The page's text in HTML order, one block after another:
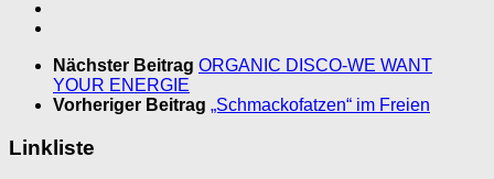
Nächster Beitrag ORGANIC DISCO-WE WANT
YOUR ENERGIE
Vorheriger Beitrag „Schmackofatzen“ im Freien
Linkliste